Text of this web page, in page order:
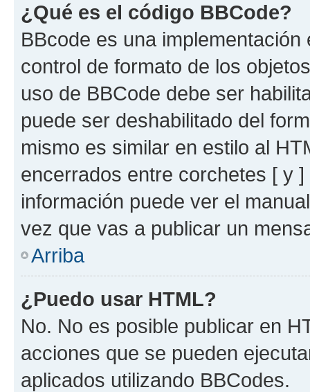
¿Qué es el código BBCode?
BBcode es una
control de formato de los
uso de BBCode debe ser
puede ser deshabilitado del
mismo es similar en estilo al
encerrados entre corchetes [ y
información puede ver el
vez que vas a publicar un
Arriba
¿Puedo usar HTML?
No. No es posible publicar en
acciones que se pueden
aplicados utilizando BBCodes.